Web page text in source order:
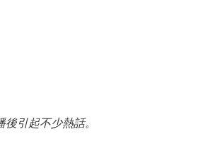
後引起不少熱話。